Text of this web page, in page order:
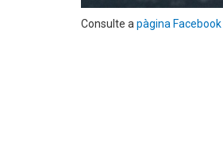
Consulte a pàgina Facebook